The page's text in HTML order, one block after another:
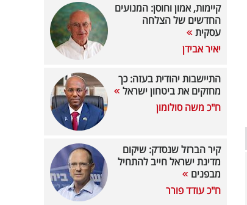
קיימות, אמון וחוסן: המנועים
החדשים של הצלחה
עסקית
יאיר אבידן
התיישבות יהודית בעזה: כך
מחזקים את ביטחון ישראל
ח"כ משה סולומון
קיר הברזל שנסדק: שיקום
מדינת ישראל חייב להתחיל
מבפנים
ח"כ עודד פורר